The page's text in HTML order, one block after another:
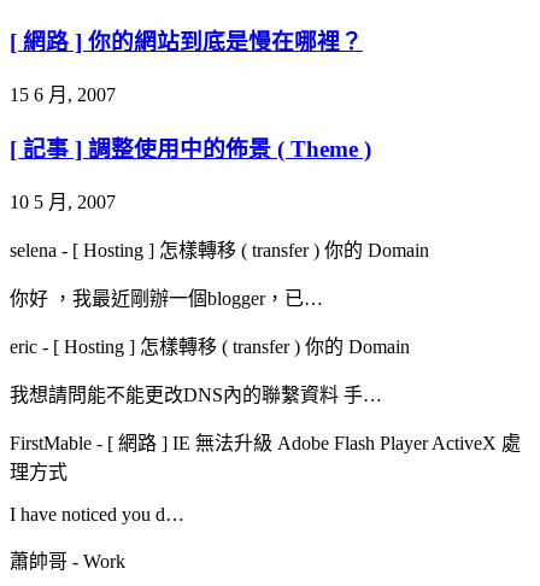
[ 網路 ] 你的網站到底是慢在哪裡？
15 6 月, 2007
[ 記事 ] 調整使用中的佈景 ( Theme )
10 5 月, 2007
selena - [ Hosting ] 怎樣轉移 ( transfer ) 你的 Domain
你好 ，我最近剛辦一個blogger，已…
eric - [ Hosting ] 怎樣轉移 ( transfer ) 你的 Domain
我想請問能不能更改DNS內的聯繫資料 手…
FirstMable - [ 網路 ] IE 無法升級 Adobe Flash Player ActiveX 處
理方式
I have noticed you d…
蕭帥哥 - Work